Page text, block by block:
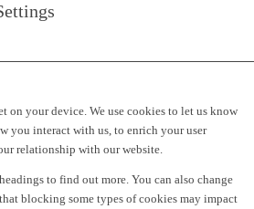
on your device. We use cookies to let us know
you interact with us, to enrich your user
relationship with our website.
to find out more. You can also change
blocking some types of cookies may impact